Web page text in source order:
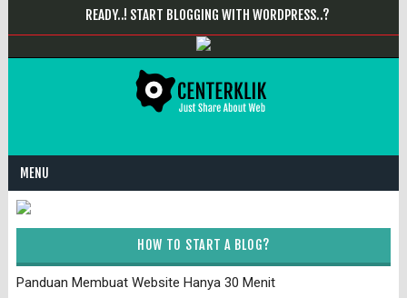
READY..! START BLOGGING WITH WORDPRESS..?
MENU
HOW TO START A BLOG?
Panduan Membuat Website Hanya 30 Menit